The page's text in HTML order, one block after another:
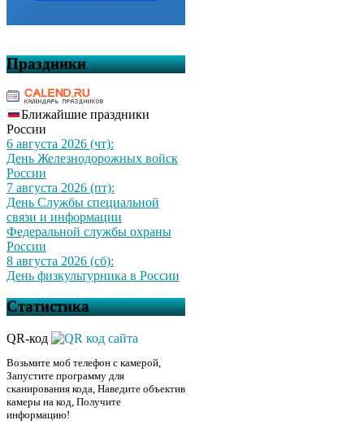
Праздники
Ближайшие праздники
России
6 августа 2026 (чт):
День Железнодорожных войск
России
7 августа 2026 (пт):
День Службы специальной
связи и информации
Федеральной службы охраны
России
8 августа 2026 (сб):
День физкультурника в России
Статистика
QR-код
Возьмите моб телефон с камерой,
Запустите программу для
сканирования кода, Наведите объектив
камеры на код, Получите
информацию!